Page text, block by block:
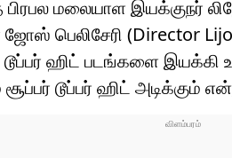
பிரபல மலையாள
பெலிசேரி (Director
ஹிட் படங்களை இயக்கி
டூப்பர் ஹிட் அடிக்கும்